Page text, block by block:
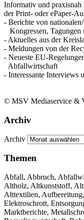
Informativ und praxisnah
der Print- oder ePaper-
- Berichte von
Kongressen, Tagungen
- Aktuelles aus der
- Meldungen von der
- Neueste EU-
Abfallwirtschaft
- Interessante Interviews
© MSV Mediaservice &
Archiv
Archiv
Themen
Abfall, Abbruch,
Altholz, Altkunststoff,
Alttextilien,
Elektroschrott,
Marktberichte,